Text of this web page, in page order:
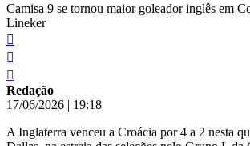
Camisa 9 se tornou maior goleador inglês em
Lineker
Redação
17/06/2026 | 19:18
A Inglaterra venceu a Croácia por 4 a 2 nesta